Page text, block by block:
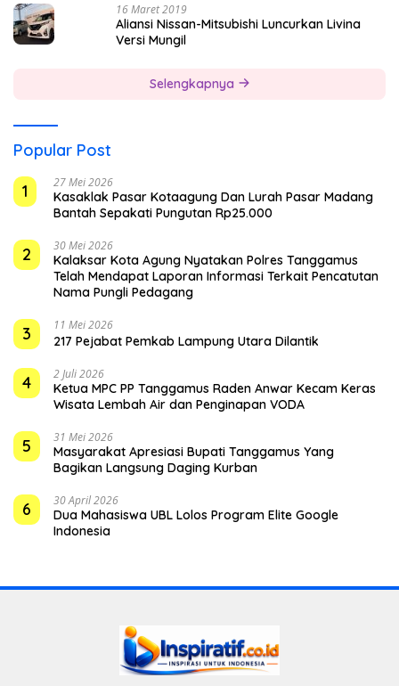
16 Maret 2019
Aliansi Nissan-Mitsubishi Luncurkan Livina
Versi Mungil
Selengkapnya
Popular Post
1
27 Mei 2026
Kasaklak Pasar Kotaagung Dan Lurah Pasar Madang
Bantah Sepakati Pungutan Rp25.000
2 30 Mei 2026
Kalaksar Kota Agung Nyatakan Polres Tanggamus
Telah Mendapat Laporan Informasi Terkait Pencatutan
Nama Pungli Pedagang
3 11 Mei 2026
217 Pejabat Pemkab Lampung Utara Dilantik
4 2 Juli 2026
Ketua MPC PP Tanggamus Raden Anwar Kecam Keras
Wisata Lembah Air dan Penginapan VODA
5 31 Mei 2026
Masyarakat Apresiasi Bupati Tanggamus Yang
Bagikan Langsung Daging Kurban
6 30 April 2026
Dua Mahasiswa UBL Lolos Program Elite Google
Indonesia